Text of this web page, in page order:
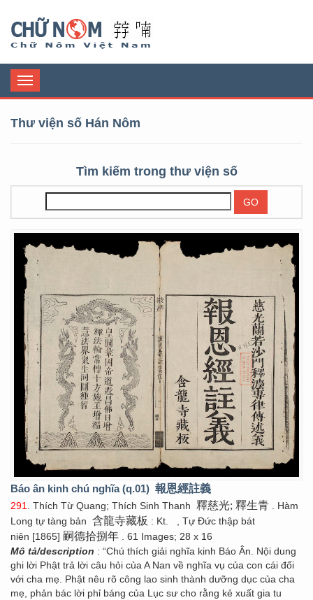
Toggle
navigation
Thư viện số Hán Nôm
Tìm kiếm trong thư viện số
Báo ân kinh chú nghĩa (q.01) 報恩經註義
291 . Thích Từ Quang; Thích Sinh Thanh 釋慈光; 釋生青 . Hàm
Long tự tàng bản 含龍寺藏板 : Kt.
, Tự Đức thập bát
niên [1865] 嗣德拾捌年 . 61 Images; 28 x 16
Mô tả/description : “Chú thích giải nghĩa kinh Báo Ân. Nội dung
ghi lời Phật trả lời câu hỏi của A Nan về nghĩa vụ của con cái đối
với cha mẹ. Phật nêu rõ công lao sinh thành dưỡng dục của cha
mẹ, phản bác lời phỉ báng của Lục sư cho rằng kẻ xuất gia tu